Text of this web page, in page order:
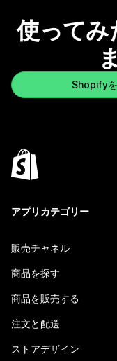
使ってみ
Shopify
アプリカテゴリー
販売チャネル
商品を探す
商品を販売する
注文と配送
ストアデザイン